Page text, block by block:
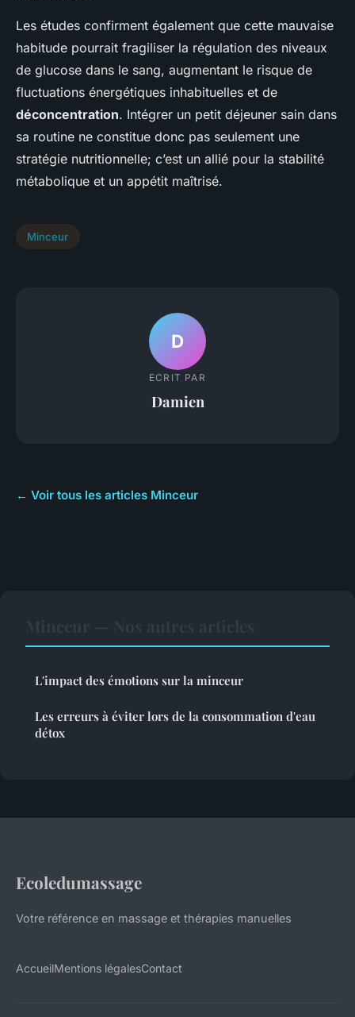
Les études confirment également que cette mauvaise
habitude pourrait fragiliser la régulation des niveaux
de glucose dans le sang, augmentant le risque de
fluctuations énergétiques inhabituelles et de
déconcentration. Intégrer un petit déjeuner sain dans
sa routine ne constitue donc pas seulement une
stratégie nutritionnelle; c’est un allié pour la stabilité
métabolique et un appétit maîtrisé.
Minceur
D
ECRIT PAR
Damien
← Voir tous les articles Minceur
L'impact des émotions sur la minceur
Les erreurs à éviter lors de la consommation d'eau
détox
Ecoledumassage
Votre référence en massage et thérapies manuelles
AccueilMentions légalesContact